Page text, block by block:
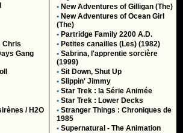
Chris
Gang
/ H2O
• New Adventures of Gilligan (The)
• New Adventures of Ocean Girl
(The)
• Partridge Family 2200 A.D.
• Petites canailles (Les) (1982)
• Sabrina, l'apprentie sorcière
(1999)
• Sit Down, Shut Up
• Slippin' Jimmy
• Star Trek : la Série Animée
• Star Trek : Lower Decks
• Stranger Things : Chroniques de
1985
• Supernatural - The Animation